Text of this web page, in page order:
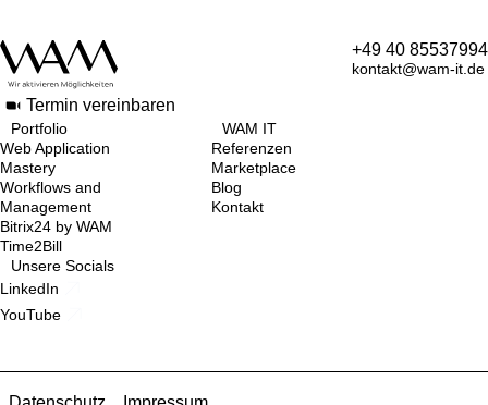
+49 40 85537994
kontakt@wam-it.de
Termin vereinbaren
Portfolio
Web Application
Mastery
Workflows and
Management
Bitrix24 by WAM
Time2Bill
WAM IT
Referenzen
Marketplace
Blog
Kontakt
Unsere Socials
LinkedIn
YouTube